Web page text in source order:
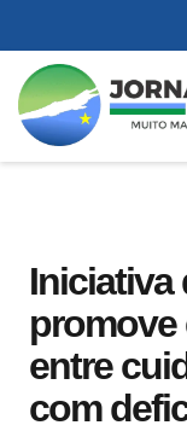
Iniciativa
entre
com